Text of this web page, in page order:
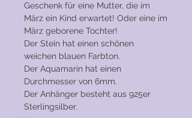
Geschenk für eine Mutter, die im
März ein Kind erwartet! Oder eine im
März geborene Tochter!
Der Stein hat einen schönen
weichen blauen Farbton.
Der Aquamarin hat einen
Durchmesser von 6mm.
Der Anhänger besteht aus 925er
Sterlingsilber.